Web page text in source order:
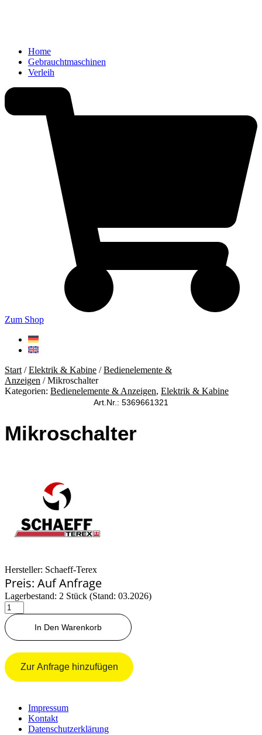
Home
Gebrauchtmaschinen
Verleih
Zum Shop
Start /Elektrik & Kabine /Bedienelemente &
Anzeigen / Mikroschalter
Kategorien: Bedienelemente & Anzeigen, Elektrik & Kabine
Art.Nr.: 5369661321
Mikroschalter
Hersteller: Schaeff-Terex
Preis: Auf Anfrage
Lagerbestand: 2 Stück (Stand: 03.2026)
Mikroschalter
Menge
In Den Warenkorb
Zur Anfrage hinzufügen
Impressum
Kontakt
Datenschutzerklärung